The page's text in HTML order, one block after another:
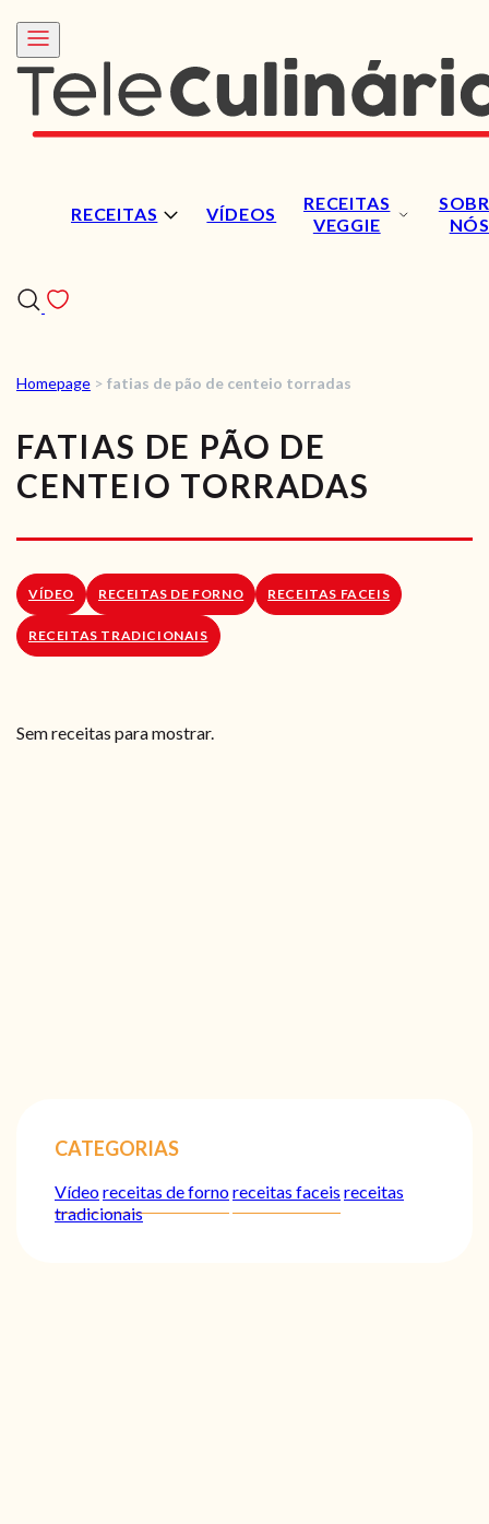
RECEITAS VÍDEOS
RECEITAS
VEGGIE
NÓS
RECEITAS
VÍDEOS
RECEITAS VEGGIE
LOJA ONLINE
Homepage > fatias de pão de centeio torradas
FATIAS DE PÃO DE
CENTEIO TORRADAS
VÍDEO RECEITAS DE FORNO RECEITAS FACEIS
RECEITAS TRADICIONAIS
Sem receitas para mostrar.
CATEGORIAS
Vídeoreceitas de fornoreceitas faceis receitas
tradicionais